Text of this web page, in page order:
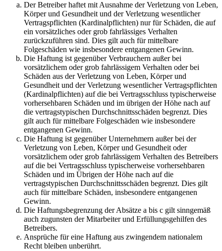
Der Betreiber haftet mit Ausnahme der Verletzung von Leben,
Körper und Gesundheit und der Verletzung wesentlicher
Vertragspflichten (Kardinalpflichten) nur für Schäden, die auf
ein vorsätzliches oder grob fahrlässiges Verhalten
zurückzuführen sind. Dies gilt auch für mittelbare
Folgeschäden wie insbesondere entgangenen Gewinn.
Die Haftung ist gegenüber Verbrauchern außer bei
vorsätzlichem oder grob fahrlässigem Verhalten oder bei
Schäden aus der Verletzung von Leben, Körper und
Gesundheit und der Verletzung wesentlicher Vertragspflichten
(Kardinalpflichten) auf die bei Vertragsschluss typischerweise
vorhersehbaren Schäden und im übrigen der Höhe nach auf
die vertragstypischen Durchschnittsschäden begrenzt. Dies
gilt auch für mittelbare Folgeschäden wie insbesondere
entgangenen Gewinn.
Die Haftung ist gegenüber Unternehmern außer bei der
Verletzung von Leben, Körper und Gesundheit oder
vorsätzlichem oder grob fahrlässigem Verhalten des Betreibers
auf die bei Vertragsschluss typischerweise vorhersehbaren
Schäden und im Übrigen der Höhe nach auf die
vertragstypischen Durchschnittsschäden begrenzt. Dies gilt
auch für mittelbare Schäden, insbesondere entgangenen
Gewinn.
Die Haftungsbegrenzung der Absätze a bis c gilt sinngemäß
auch zugunsten der Mitarbeiter und Erfüllungsgehilfen des
Betreibers.
Ansprüche für eine Haftung aus zwingendem nationalem
Recht bleiben unberührt.